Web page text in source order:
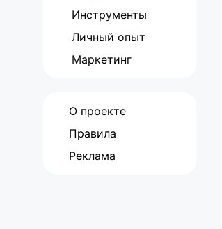
Инструменты
Личный опыт
Маркетинг
О проекте
Правила
Реклама